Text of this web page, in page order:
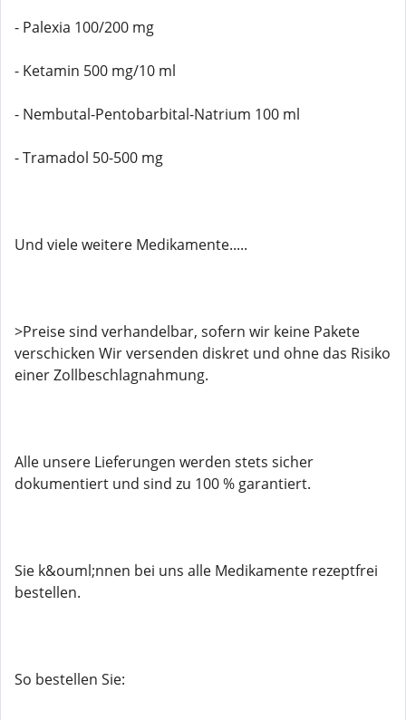
- Palexia 100/200 mg
- Ketamin 500 mg/10 ml
- Nembutal-Pentobarbital-Natrium 100 ml
- Tramadol 50-500 mg
Und viele weitere Medikamente.....
>Preise sind verhandelbar, sofern wir keine Pakete
verschicken Wir versenden diskret und ohne das Risiko
einer Zollbeschlagnahmung.
Alle unsere Lieferungen werden stets sicher
dokumentiert und sind zu 100 % garantiert.
Sie k&ouml;nnen bei uns alle Medikamente rezeptfrei
bestellen.
So bestellen Sie: